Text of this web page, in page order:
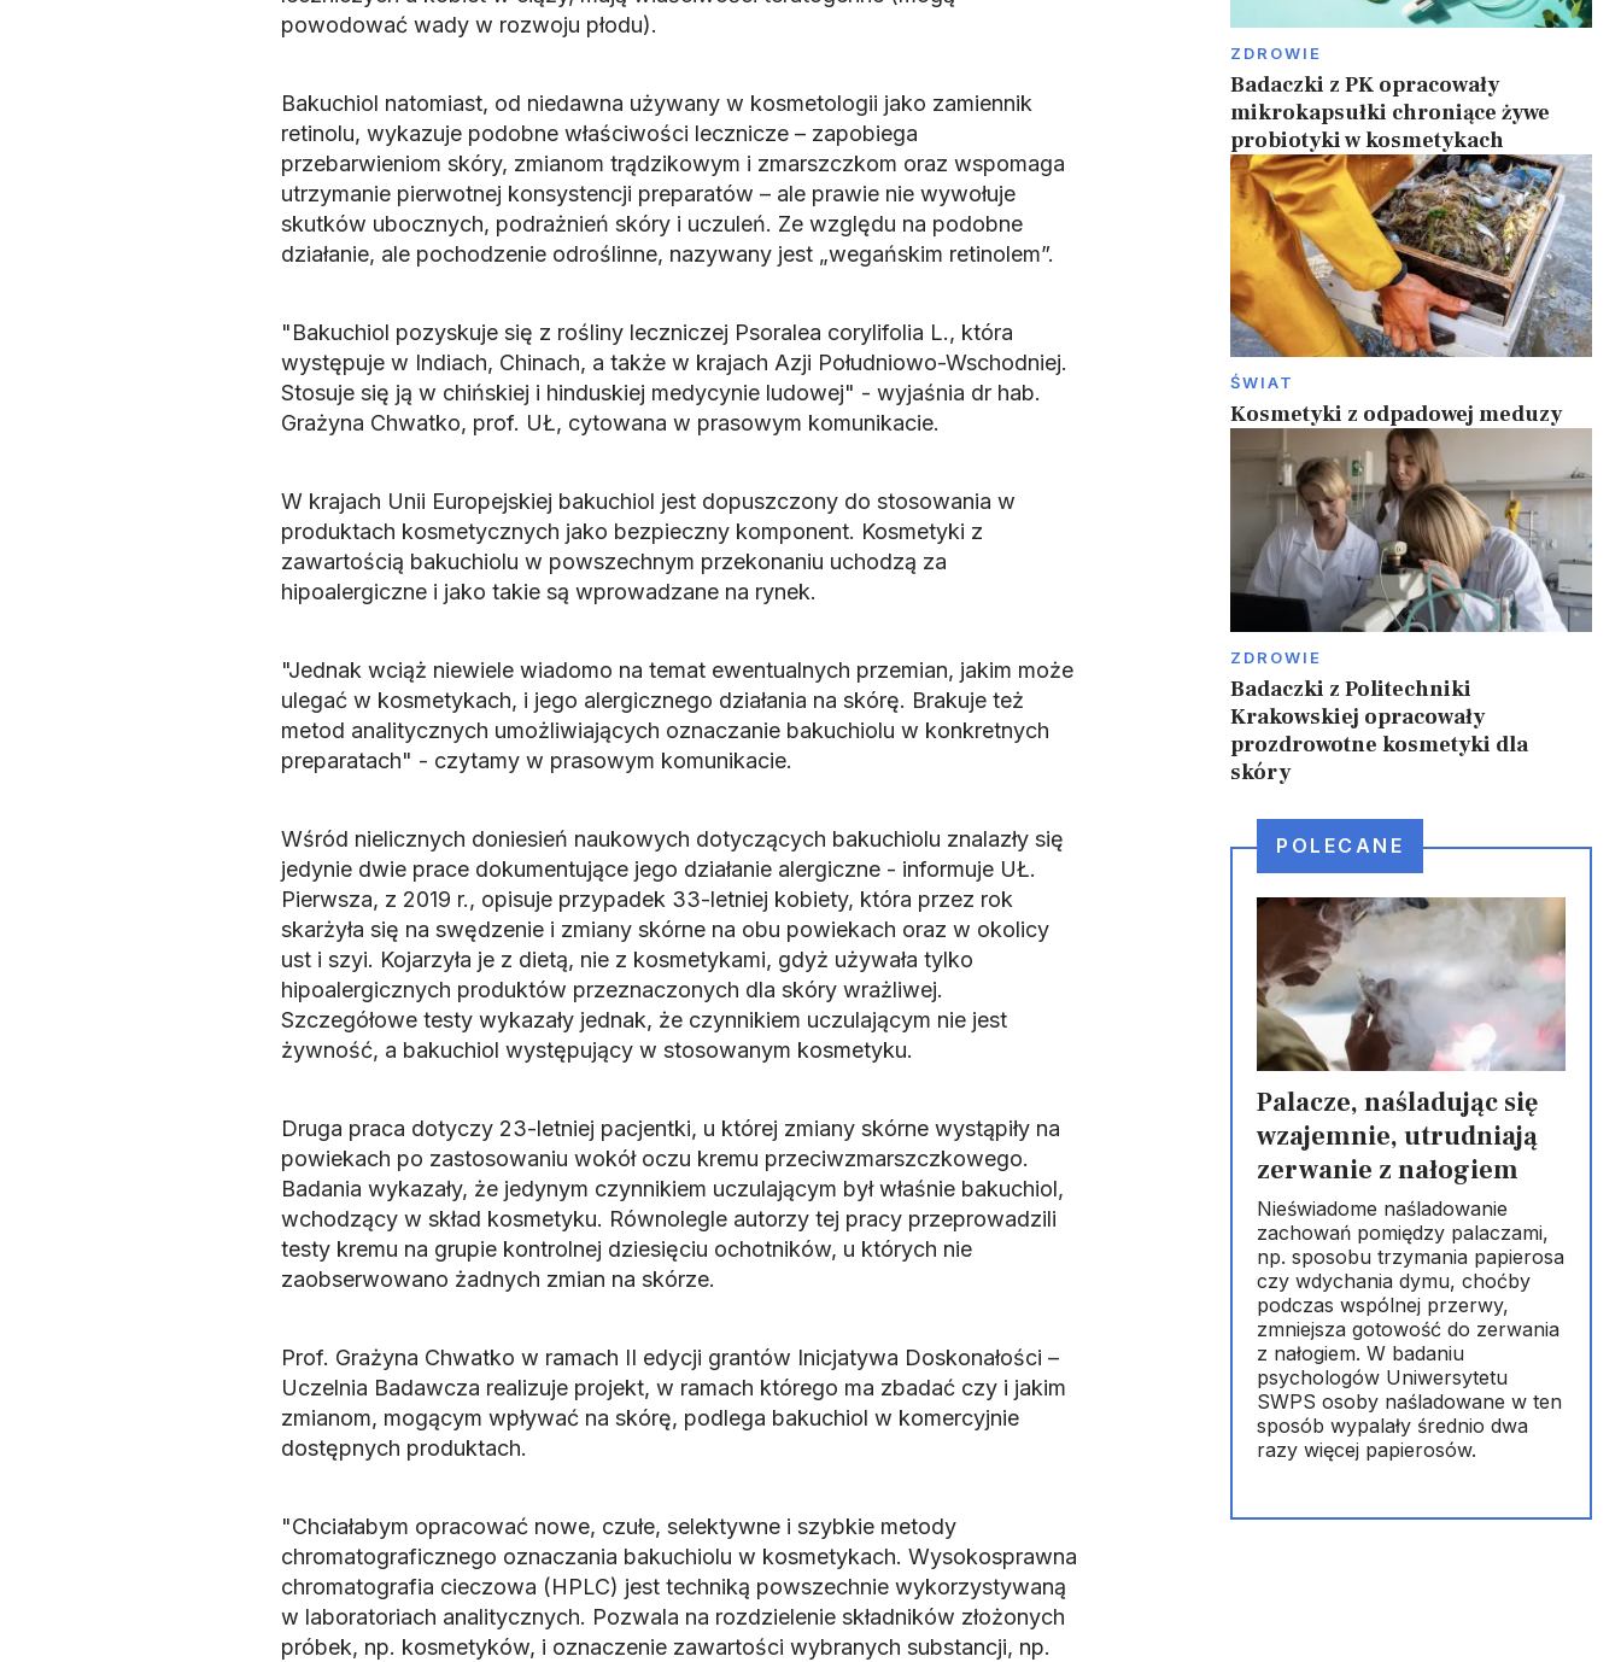
powodować wady w rozwoju płodu).
Bakuchiol natomiast, od niedawna używany w kosmetologii jako zamiennik
retinolu, wykazuje podobne właściwości lecznicze – zapobiega
przebarwieniom skóry, zmianom trądzikowym i zmarszczkom oraz wspomaga
utrzymanie pierwotnej konsystencji preparatów – ale prawie nie wywołuje
skutków ubocznych, podrażnień skóry i uczuleń. Ze względu na podobne
działanie, ale pochodzenie odroślinne, nazywany jest „wegańskim retinolem”.
"Bakuchiol pozyskuje się z rośliny leczniczej Psoralea corylifolia L., która
występuje w Indiach, Chinach, a także w krajach Azji Południowo-Wschodniej.
Stosuje się ją w chińskiej i hinduskiej medycynie ludowej" - wyjaśnia dr hab.
Grażyna Chwatko, prof. UŁ, cytowana w prasowym komunikacie.
W krajach Unii Europejskiej bakuchiol jest dopuszczony do stosowania w
produktach kosmetycznych jako bezpieczny komponent. Kosmetyki z
zawartością bakuchiolu w powszechnym przekonaniu uchodzą za
hipoalergiczne i jako takie są wprowadzane na rynek.
"Jednak wciąż niewiele wiadomo na temat ewentualnych przemian, jakim może
ulegać w kosmetykach, i jego alergicznego działania na skórę. Brakuje też
metod analitycznych umożliwiających oznaczanie bakuchiolu w konkretnych
preparatach" - czytamy w prasowym komunikacie.
Wśród nielicznych doniesień naukowych dotyczących bakuchiolu znalazły się
jedynie dwie prace dokumentujące jego działanie alergiczne - informuje UŁ.
Pierwsza, z 2019 r., opisuje przypadek 33-letniej kobiety, która przez rok
skarżyła się na swędzenie i zmiany skórne na obu powiekach oraz w okolicy
ust i szyi. Kojarzyła je z dietą, nie z kosmetykami, gdyż używała tylko
hipoalergicznych produktów przeznaczonych dla skóry wrażliwej.
Szczegółowe testy wykazały jednak, że czynnikiem uczulającym nie jest
żywność, a bakuchiol występujący w stosowanym kosmetyku.
Druga praca dotyczy 23-letniej pacjentki, u której zmiany skórne wystąpiły na
powiekach po zastosowaniu wokół oczu kremu przeciwzmarszczkowego.
Badania wykazały, że jedynym czynnikiem uczulającym był właśnie bakuchiol,
wchodzący w skład kosmetyku. Równolegle autorzy tej pracy przeprowadzili
testy kremu na grupie kontrolnej dziesięciu ochotników, u których nie
zaobserwowano żadnych zmian na skórze.
Prof. Grażyna Chwatko w ramach II edycji grantów Inicjatywa Doskonałości –
Uczelnia Badawcza realizuje projekt, w ramach którego ma zbadać czy i jakim
zmianom, mogącym wpływać na skórę, podlega bakuchiol w komercyjnie
dostępnych produktach.
"Chciałabym opracować nowe, czułe, selektywne i szybkie metody
chromatograficznego oznaczania bakuchiolu w kosmetykach. Wysokosprawna
chromatografia cieczowa (HPLC) jest techniką powszechnie wykorzystywaną
w laboratoriach analitycznych. Pozwala na rozdzielenie składników złożonych
próbek, np. kosmetyków, i oznaczenie zawartości wybranych substancji, np.
ZDROWIE
Badaczki z PK opracowały
mikrokapsułki chroniące żywe
probiotyki w kosmetykach
ŚWIAT
Kosmetyki z odpadowej meduzy
ZDROWIE
Badaczki z Politechniki
Krakowskiej opracowały
prozdrowotne kosmetyki dla
skóry
POLECANE
Palacze, naśladując się
wzajemnie, utrudniają
zerwanie z nałogiem
Nieświadome naśladowanie
zachowań pomiędzy palaczami,
np. sposobu trzymania papierosa
czy wdychania dymu, choćby
podczas wspólnej przerwy,
zmniejsza gotowość do zerwania
z nałogiem. W badaniu
psychologów Uniwersytetu
SWPS osoby naśladowane w ten
sposób wypalały średnio dwa
razy więcej papierosów.